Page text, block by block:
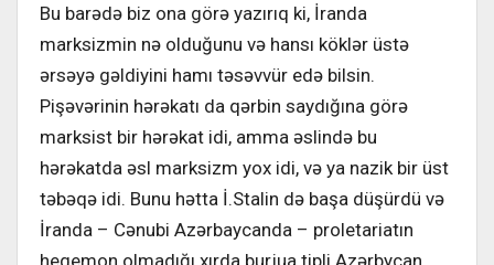
Bu barədə biz ona görə yazırıq ki, İranda
marksizmin nə olduğunu və hansı köklər üstə
ərsəyə gəldiyini hamı təsəvvür edə bilsin.
Pişəvərinin hərəkatı da qərbin saydığına görə
marksist bir hərəkat idi, amma əslində bu
hərəkatda əsl marksizm yox idi, və ya nazik bir üst
təbəqə idi. Bunu hətta İ.Stalin də başa düşürdü və
İranda – Cənubi Azərbaycanda – proletariatın
hegemon olmadığı xırda burjua tipli Azərbycan